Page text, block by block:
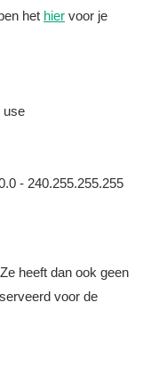
het hier voor je
use
- 240.255.255.255
heeft dan ook geen
voor de